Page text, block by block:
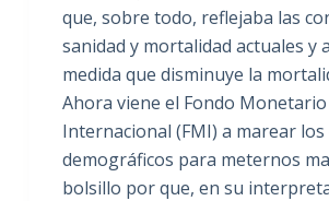
que, sobre todo, reflejaba las
sanidad y mortalidad actuales y
medida que disminuye la
Ahora viene el Fondo Monetario
Internacional (FMI) a marear
demográficos para meternos
bolsillo por que, en su